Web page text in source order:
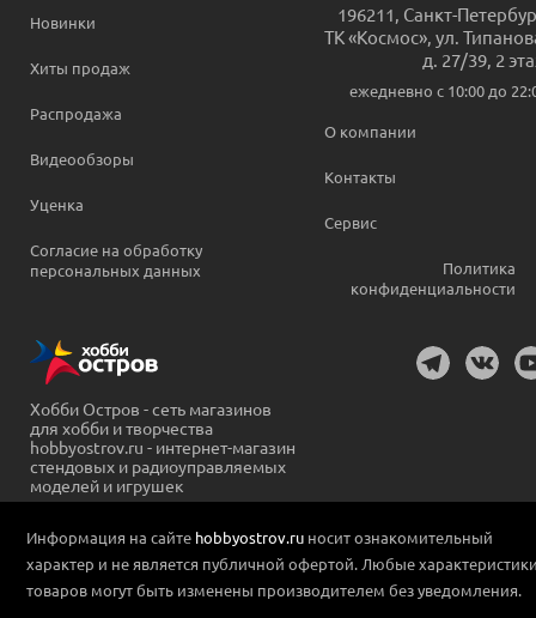
Новинки
Хиты продаж
Распродажа
Видеообзоры
Уценка
Согласие на обработку
персональных данных
196211 Санкт-
ТК «Космос», ул.
д. 27/39, 2
ежедневно c 10:00 до
О компании
Контакты
Сервис
Политика
конфиденциальности
Хобби Остров - сеть магазинов
для хобби и творчества
hobbyostrov.ru - интернет-магазин
стендовых и радиоуправляемых
моделей и игрушек
Информация на сайте hobbyostrov.ru носит ознакомительный
характер и не является публичной офертой. Любые
товаров могут быть изменены производителем без уведомления.